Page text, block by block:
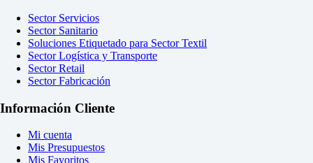
Sector Servicios
Sector Sanitario
Soluciones Etiquetado para Sector Textil
Sector Logística y Transporte
Sector Retail
Sector Fabricación
Información Cliente
Mi cuenta
Mis Presupuestos
Mis Favoritos